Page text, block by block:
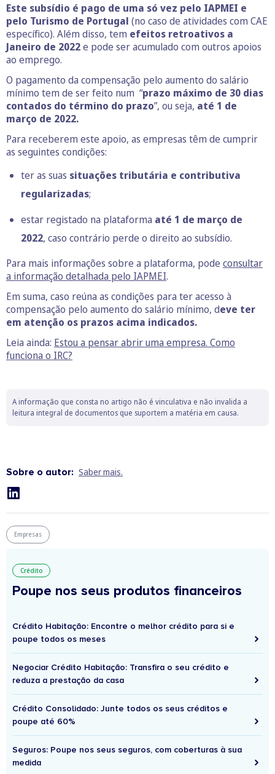
Este subsídio é pago de uma só vez pelo IAPMEI e
pelo Turismo de Portugal (no caso de atividades com CAE
específico). Além disso, tem efeitos retroativos a
Janeiro de 2022e pode ser acumulado com outros apoios
ao emprego.
O pagamento da compensação pelo aumento do salário
mínimo tem de ser feito num “prazo máximo de 30 dias
contados do término do prazo”, ou seja, até 1 de
março de 2022.
Para receberem este apoio, as empresas têm de cumprir
as seguintes condições:
ter as suas situações tributária e contributiva
regularizadas;
estar registado na plataforma até 1 de março de
2022, caso contrário perde o direito ao subsídio.
Para mais informações sobre a plataforma, pode consultar
a informação detalhada pelo IAPMEI.
Em suma, caso reúna as condições para ter acesso à
compensação pelo aumento do salário mínimo, deve ter
em atenção os prazos acima indicados.
Leia ainda: Estou a pensar abrir uma empresa. Como
funciona o IRC?
A informação que consta no artigo não é vinculativa e não invalida a
leitura integral de documentos que suportem a matéria em causa.
Sobre o autor: Saber mais.
Empresas
Crédito
Poupe nos seus produtos financeiros
Crédito Habitação: Encontre o melhor crédito para si e
poupe todos os meses
Negociar Crédito Habitação: Transfira o seu crédito e
reduza a prestação da casa
Crédito Consolidado: Junte todos os seus créditos e
poupe até 60%
Seguros: Poupe nos seus seguros, com coberturas à sua
medida